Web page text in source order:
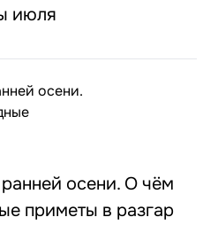
июля
осени. О чём
приметы в разгар